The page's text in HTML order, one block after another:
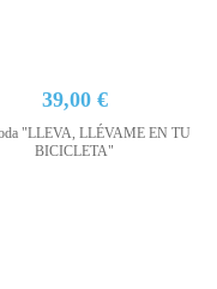
39,00 €
"LLEVA, LLÉVAME EN TU
BICICLETA"